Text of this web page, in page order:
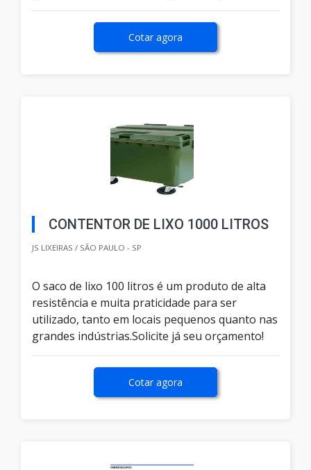
Cotar agora
CONTENTOR DE LIXO 1000 LITROS
JS LIXEIRAS / SÃO PAULO - SP
O saco de lixo 100 litros é um produto de alta
resistência e muita praticidade para ser
utilizado, tanto em locais pequenos quanto nas
grandes indústrias.Solicite já seu orçamento!
Cotar agora